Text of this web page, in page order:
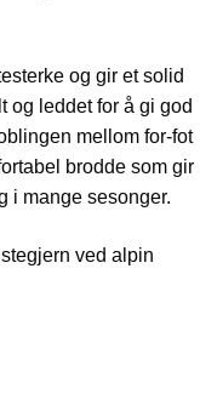
og gir et solid
og leddet for å gi god
mellom for-fot
brodde som gir
i mange sesonger.
ved alpin